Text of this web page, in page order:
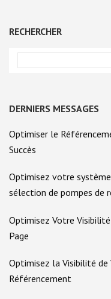
RECHERCHER
DERNIERS MESSAGES
Optimiser le
Succès
Optimisez votre
sélection de pompes de
Optimisez Votre
Page
Optimisez la Visibilité
Référencement